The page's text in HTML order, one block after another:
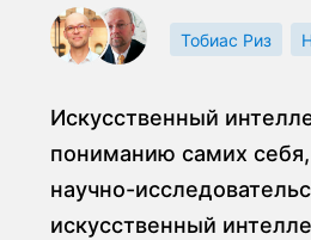
Тобиас Риз
Искусственный
пониманию самих
научно-
искусственный